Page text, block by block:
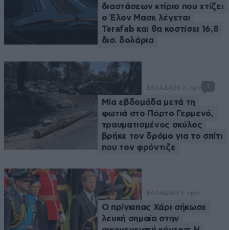
διαστάσεων κτίριο που χτίζει
ο Έλον Μασκ λέγεται
Terafab και θα κοστίσει 16,8
δισ. δολάρια
ΕΛΛΑΔΑ26 λ. πριν 1
Μία εβδομάδα μετά τη
φωτιά στο Πόρτο Γερμενό,
τραυματισμένος σκύλος
βρήκε τον δρόμο για το σπίτι
που τον φρόντιζε
ΕΛΛΑΔΑ31 λ. πριν
Ο πρίγκιπας Χάρι σήκωσε
λευκή σημαία στην